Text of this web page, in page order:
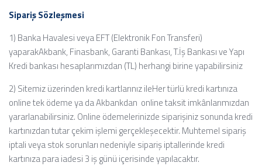
Sipariş Sözleşmesi
1) Banka Havalesi veya EFT (Elektronik Fon Transferi)
yaparakAkbank, Finasbank, Garanti Bankası, T.İş Bankası ve Yapı
Kredi bankası hesaplarımızdan (TL) herhangi birine yapabilirsiniz
2) Sitemiz üzerinden kredi kartlarınız ileHer türlü kredi kartınıza
online tek ödeme ya da Akbankdan online taksit imkânlarımızdan
yararlanabilirsiniz. Online ödemelerinizde siparişiniz sonunda kredi
kartınızdan tutar çekim işlemi gerçekleşecektir. Muhtemel sipariş
iptali veya stok sorunları nedeniyle sipariş iptallerinde kredi
kartınıza para iadesi 3 iş günü içerisinde yapılacaktır.